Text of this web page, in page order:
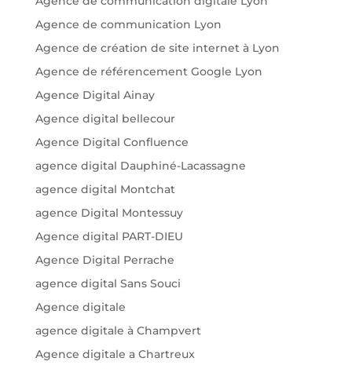
Agence de communication Lyon
Agence de création de site internet à Lyon
Agence de référencement Google Lyon
Agence Digital Ainay
Agence digital bellecour
Agence Digital Confluence
agence digital Dauphiné-Lacassagne
agence digital Montchat
agence Digital Montessuy
Agence digital PART-DIEU
Agence Digital Perrache
agence digital Sans Souci
Agence digitale
agence digitale à Champvert
Agence digitale a Chartreux